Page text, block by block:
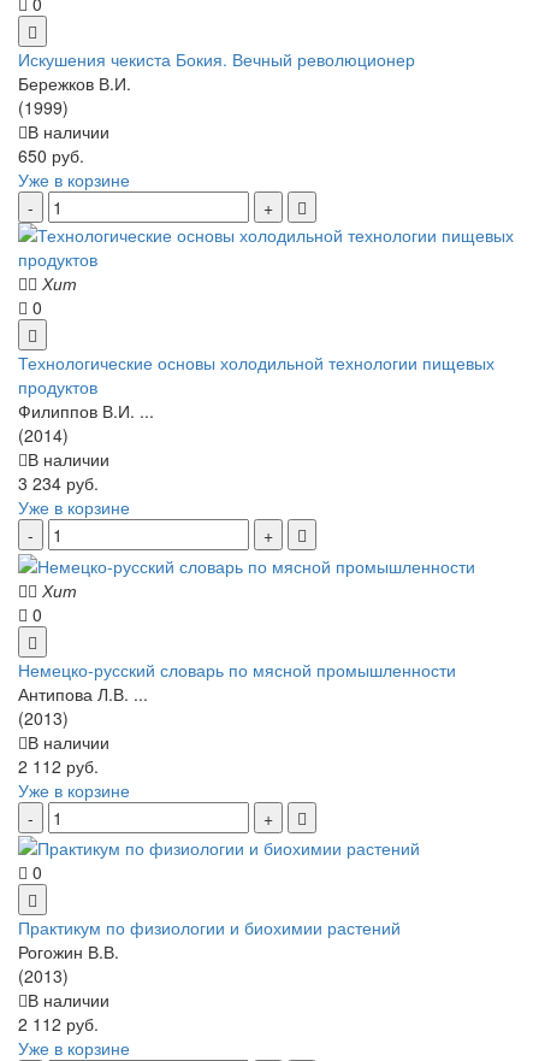
Искушения чекиста Бокия. Вечный революционер
Бережков В.И.
(1999)
В наличии
650 руб.
Уже в корзине
Хит
0
Технологические основы холодильной технологии пищевых
продуктов
Филиппов В.И. ...
(2014)
В наличии
3 234 руб.
Уже в корзине
Хит
0
Немецко-русский словарь по мясной промышленности
Антипова Л.В. ...
(2013)
В наличии
2 112 руб.
Уже в корзине
0
Практикум по физиологии и биохимии растений
Рогожин В.В.
(2013)
В наличии
2 112 руб.
Уже в корзине